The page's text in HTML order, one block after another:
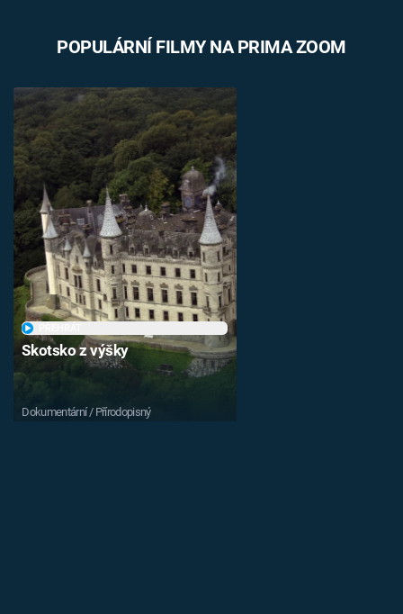
POPULÁRNÍ FILMY NA PRIMA ZOOM
Skotsko z výšky
Dokumentární / Přírodopisný